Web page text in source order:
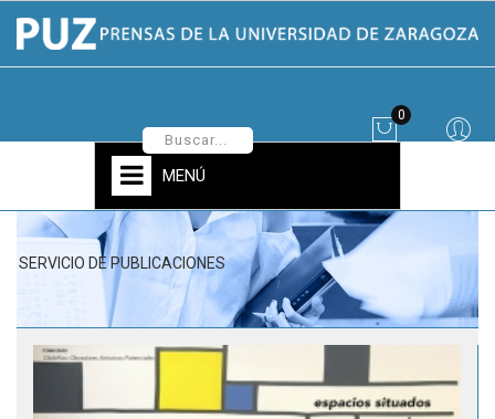
0
MENÚ
SERVICIO DE PUBLICACIONES